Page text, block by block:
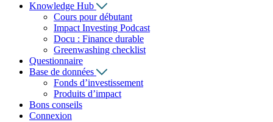
Knowledge Hub
Cours pour débutant
Impact Investing Podcast
Docu : Finance durable
Greenwashing checklist
Questionnaire
Base de données
Fonds d’investissement
Produits d’impact
Bons conseils
Connexion